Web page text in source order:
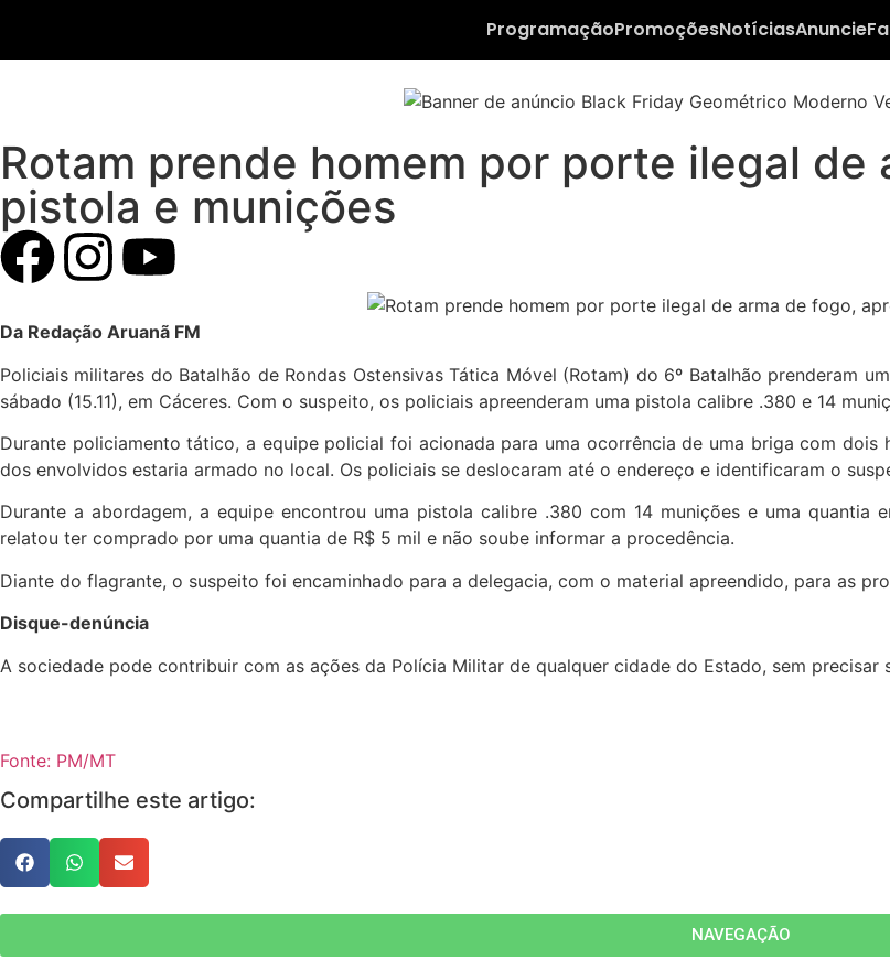
ProgramaçãoPromoçõesNotíciasAnuncie
Rotam prende homem por porte ilegal de
pistola e munições
Da Redação Aruanã FM
Policiais militares do Batalhão de Rondas Ostensivas Tática Móvel (Rotam) do 6º Batalhão prenderam
sábado (15.11), em Cáceres. Com o suspeito, os policiais apreenderam uma pistola calibre .380 e 14
Durante policiamento tático, a equipe policial foi acionada para uma ocorrência de uma briga com
dos envolvidos estaria armado no local. Os policiais se deslocaram até o endereço e identificaram o
Durante a abordagem, a equipe encontrou uma pistola calibre .380 com 14 munições e uma
relatou ter comprado por uma quantia de R$ 5 mil e não soube informar a procedência.
Diante do flagrante, o suspeito foi encaminhado para a delegacia, com o material apreendido, para as
Disque-denúncia
A sociedade pode contribuir com as ações da Polícia Militar de qualquer cidade do Estado, sem
Fonte: PM/MT
Compartilhe este artigo:
NAVEGAÇÃO